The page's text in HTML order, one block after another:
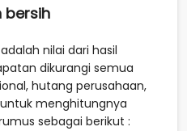
bersih
nilai dari hasil
dikurangi semua
hutang perusahaan,
menghitungnya
sebagai berikut :